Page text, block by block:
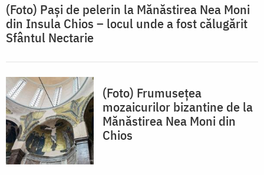
(Foto) Pași de pelerin la Mănăstirea Nea Moni
din Insula Chios – locul unde a fost călugărit
Sfântul Nectarie
(Foto) Frumusețea
mozaicurilor bizantine de la
Mănăstirea Nea Moni din
Chios